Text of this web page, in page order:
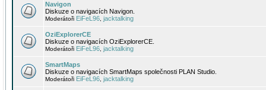
Navigon
Diskuze o navigacích Navigon.
Moderátoři EiFeL96 jacktalking
OziExplorerCE
Diskuze o navigacích OziExplorerCE.
Moderátoři EiFeL96 jacktalking
SmartMaps
Diskuze o navigacích SmartMaps společnosti PLAN Studio.
Moderátoři EiFeL96 jacktalking